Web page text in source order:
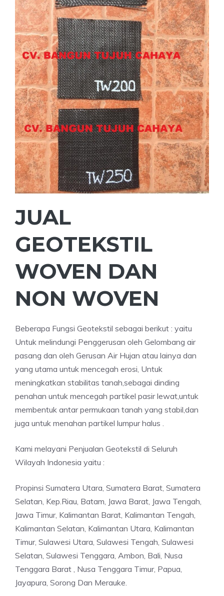
JUAL
GEOTEKSTIL
WOVEN DAN
NON WOVEN
Beberapa Fungsi Geotekstil sebagai berikut : yaitu
Untuk melindungi Penggerusan oleh Gelombang air
pasang dan oleh Gerusan Air Hujan atau lainya dan
yang utama untuk mencegah erosi, Untuk
meningkatkan stabilitas tanah,sebagai dinding
penahan untuk mencegah partikel pasir lewat,untuk
membentuk antar permukaan tanah yang stabil,dan
juga untuk menahan partikel lumpur halus .
Kami melayani Penjualan Geotekstil di Seluruh
Wilayah Indonesia yaitu :
Propinsi Sumatera Utara, Sumatera Barat, Sumatera
Selatan, Kep.Riau, Batam, Jawa Barat, Jawa Tengah,
Jawa Timur, Kalimantan Barat, Kalimantan Tengah,
Kalimantan Selatan, Kalimantan Utara, Kalimantan
Timur, Sulawesi Utara, Sulawesi Tengah, Sulawesi
Selatan, Sulawesi Tenggara, Ambon, Bali, Nusa
Tenggara Barat , Nusa Tenggara Timur, Papua,
Jayapura, Sorong Dan Merauke.